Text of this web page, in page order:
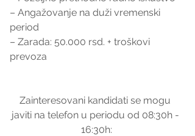
– Angažovanje na duži vremenski
period
– Zarada: 50.000 rsd. + troškovi
prevoza
Zainteresovani kandidati se mogu
javiti na telefon u periodu od 08:30h -
16:30h: